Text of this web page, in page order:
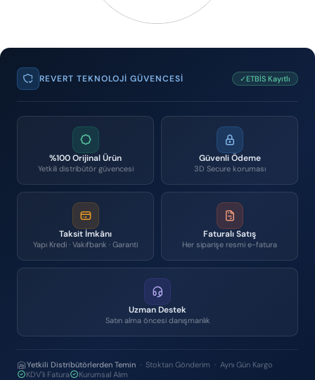
REVERT TEKNOLOJI GÜVENCESI ✓ETBİS Kayıtlı
%100 Orijinal Ürün
Yetkili distribütör güvencesi
Güvenli Ödeme
3D Secure koruması
Taksit İmkânı
Yapı Kredi · Vakıfbank · Garanti
Faturalı Satış
Her siparişe resmi e-fatura
Uzman Destek
Satın alma öncesi danışmanlık
Yetkili Distribütörlerden Temin · Stoktan Gönderim · Aynı Gün Kargo
KDV'li Fatura
Kurumsal Alım